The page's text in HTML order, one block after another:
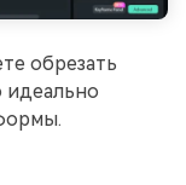
обрезать
идеально